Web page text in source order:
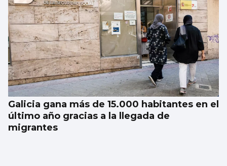
Galicia gana más de 15.000 habitantes en el
último año gracias a la llegada de
migrantes